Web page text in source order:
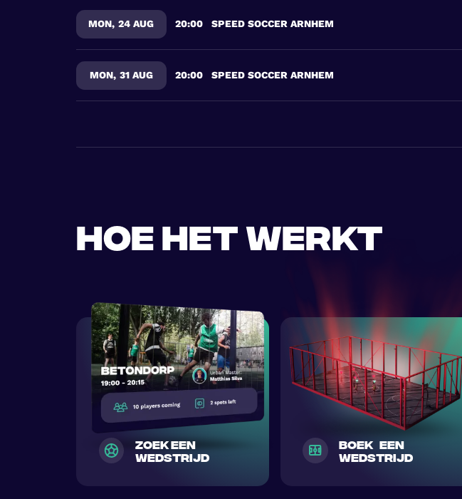
MON, 24 AUG 20:00 SPEED SOCCER ARNHEM
MON, 31 AUG 20:00 SPEED SOCCER ARNHEM
Hoe het werkt
zoek een
wedstrijd
Boek een
wedstrijd